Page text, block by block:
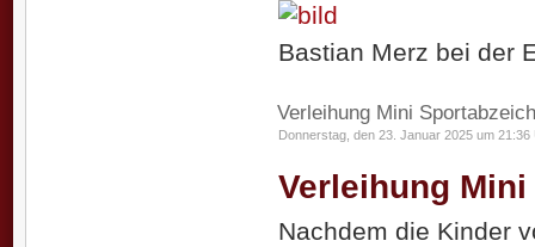
Bastian Merz bei der
Verleihung Mini
Donnerstag, den 23. Januar 2025 um 21:36
Verleihung
Nachdem die Kinder